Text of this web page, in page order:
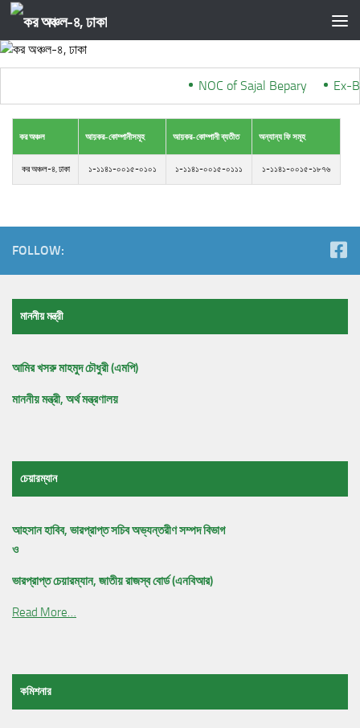
Skip to content
NOC of Sajal Bepary*** Ex-
কর অঞ্চল আয়কর-কোম্পানীসমূহ আয়কর-কোম্পানী ব্যতীত অন্যান্য ফি সমূহ
কর অঞ্চল-৪, ঢাকা ১-১১৪১-০০১৫-০১০১ ১-১১৪১-০০১৫-০১১১ ১-১১৪১-০০১৫-১৮৭৬
FOLLOW:
মাননীয় মন্ত্রী
আমির খসরু মাহমুদ চৌধুরী (এমপি)
মাননীয় মন্ত্রী, অর্থ মন্ত্রণালয়
চেয়ারম্যান
আহসান হাবিব, ভারপ্রাপ্ত সচিব অভ্যন্তরীণ সম্পদ বিভাগ
ও
ভারপ্রাপ্ত চেয়ারম্যান, জাতীয় রাজস্ব বোর্ড (এনবিআর)
Read More…
কমিশনার